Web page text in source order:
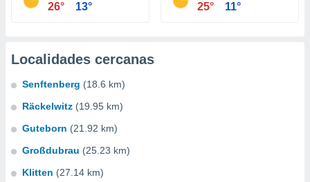
26° 13° 25° 11°
Localidades cercanas
Senftenberg (18.6 km)
Räckelwitz (19.95 km)
Guteborn (21.92 km)
Großdubrau (25.23 km)
Klitten (27.14 km)